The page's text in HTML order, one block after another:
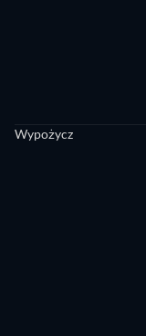
Wypożycz